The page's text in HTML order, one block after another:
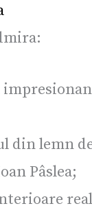
din lemn
Pâslea;